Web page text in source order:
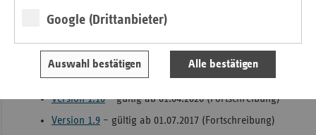
Google (Drittanbieter)
Auswahl bestätigen Alle bestätigen
Krankenhaus
Version 1.12– gültig ab 01.10.2023 (Fortschreibung)
Version 1.11– gültig ab 01.10.2022 (Fortschreibung)
Version 1.10– gültig ab 01.04.2020 (Fortschreibung)
Version 1.9– gültig ab 01.07.2017 (Fortschreibung)